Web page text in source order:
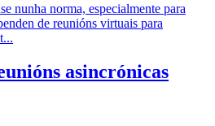
nunha norma, especialmente para
de reunións virtuais para
...
asincrónicas